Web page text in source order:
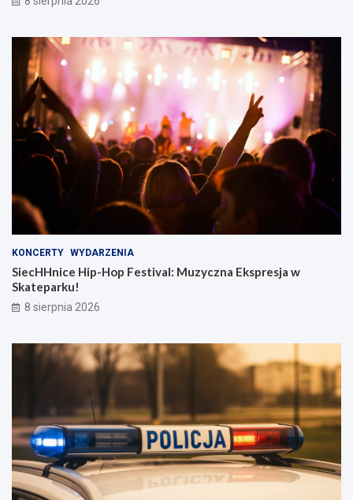
KONCERTY WYDARZENIA
SiecHHnice Hip-Hop Festival: Muzyczna Ekspresja w
Skateparku!
8 sierpnia 2026